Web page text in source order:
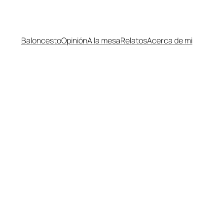
BaloncestoOpiniónA la mesaRelatosAcerca de mi